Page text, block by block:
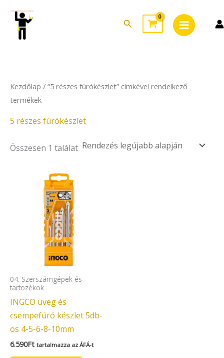
content
Search
Menu
Kezdőlap / “5 részes fúrókészlet” címkével rendelkező
termékek
5 részes fúrókészlet
Összesen 1 találat
04. Szerszámgépek és
tartozékok
INGCO üveg és
csempefúró készlet 5db-
os 4-5-6-8-10mm
6.590Ft tartalmazza az ÁFÁ-t